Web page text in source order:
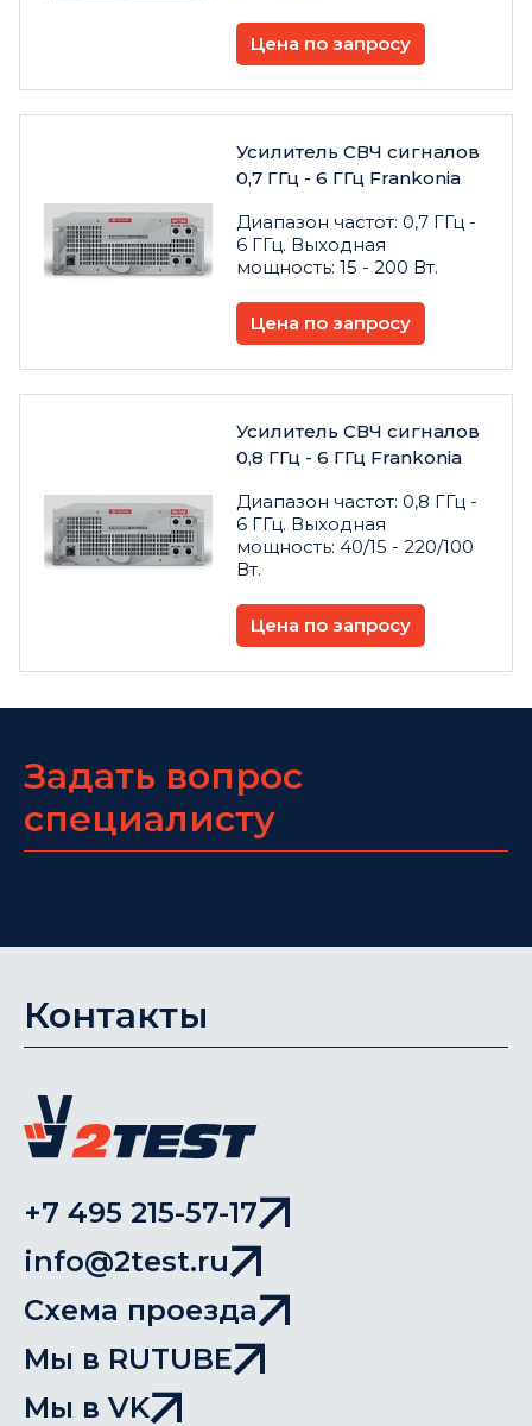
Цена по запросу
Усилитель СВЧ сигналов
0,7 ГГц - 6 ГГц Frankonia
Диапазон частот: 0,7 ГГц -
6 ГГц. Выходная
мощность: 15 - 200 Вт.
Цена по запросу
Усилитель СВЧ сигналов
0,8 ГГц - 6 ГГц Frankonia
Диапазон частот: 0,8 ГГц -
6 ГГц. Выходная
мощность: 40/15 - 220/100
Вт.
Цена по запросу
Задать вопрос
специалисту
Контакты
+7 495 215-57-17
info@2test.ru
Схема проезда
Мы в RUTUBE
Мы в VK